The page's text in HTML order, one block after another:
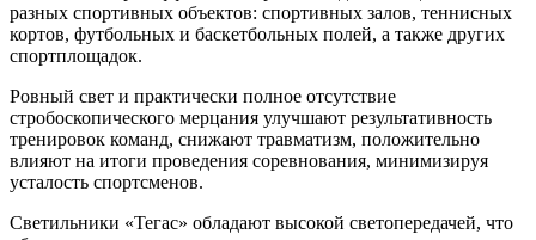
разных спортивных объектов: спортивных залов, теннисных
кортов, футбольных и баскетбольных полей, а также других
спортплощадок.
Ровный свет и практически полное отсутствие
стробоскопического мерцания улучшают результативность
тренировок команд, снижают травматизм, положительно
влияют на итоги проведения соревнования, минимизируя
усталость спортсменов.
Светильники «Тегас» обладают высокой светопередачей, что